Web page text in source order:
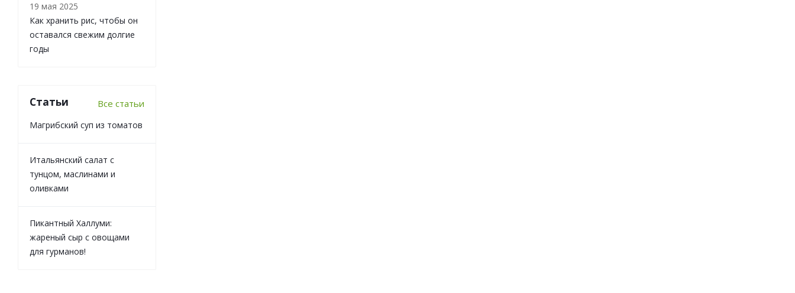
19 мая 2025
Как хранить рис, чтобы он
оставался свежим долгие
годы
Статьи Все статьи
Магрибский суп из томатов
Итальянский салат с
тунцом, маслинами и
оливками
Пикантный Халлуми:
жареный сыр с овощами
для гурманов!